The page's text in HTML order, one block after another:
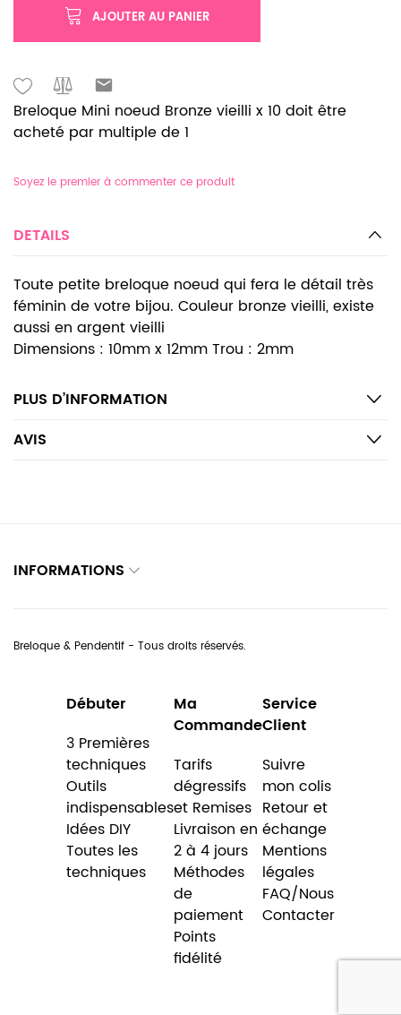
AJOUTER AU PANIER
Breloque Mini noeud Bronze vieilli x 10 doit être
acheté par multiple de 1
Soyez le premier à commenter ce produit
DETAILS
Toute petite breloque noeud qui fera le détail très
féminin de votre bijou. Couleur bronze vieilli, existe
aussi en argent vieilli
Dimensions : 10mm x 12mm Trou : 2mm
PLUS D’INFORMATION
AVIS
INFORMATIONS
Breloque & Pendentif - Tous droits réservés.
Débuter
3 Premières
techniques
Outils
indispensables
Idées DIY
Toutes les
techniques
Ma
Commande
Tarifs
dégressifs
et Remises
Livraison en
2 à 4 jours
Méthodes
de
paiement
Points
fidélité
Service
Client
Suivre
mon colis
Retour et
échange
Mentions
légales
FAQ/Nous
Contacter